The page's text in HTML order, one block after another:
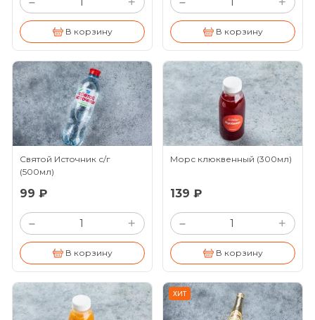
В корзину В корзину
Святой Источник с/г
(500мл)
99 ₽
– +
В корзину
Морс клюквенный (300мл)
139 ₽
– +
В корзину
ХИТ